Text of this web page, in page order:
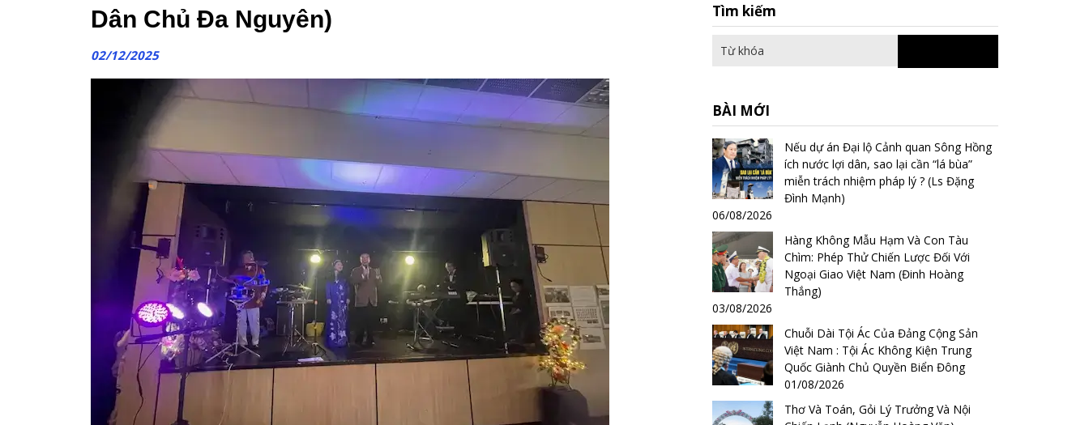
Dân Chủ Đa Nguyên)
02/12/2025
Tìm kiếm
for:
BÀI MỚI
Nếu dự án Đại lộ Cảnh quan Sông Hồng
ích nước lợi dân, sao lại cần “lá bùa”
miễn trách nhiệm pháp lý ? (Ls Đặng
Đình Mạnh)
06/08/2026
Hàng Không Mẫu Hạm Và Con Tàu
Chìm: Phép Thử Chiến Lược Đối Với
Ngoại Giao Việt Nam (Đinh Hoàng
Thắng)
03/08/2026
Chuỗi Dài Tội Ác Của Đảng Cộng Sản
Việt Nam : Tội Ác Không Kiện Trung
Quốc Giành Chủ Quyền Biển Đông
01/08/2026
Thơ Và Toán, Gỏi Lý Trưởng Và Nội